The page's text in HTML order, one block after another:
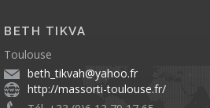
BETH TIKVA
Toulouse
beth_tikvah@yahoo.fr
http://massorti-toulouse.fr/